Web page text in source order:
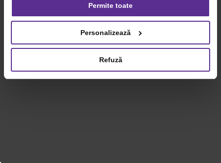
setările dvs. de cookie-uri.
privind utilizarea modulelor cookie.Detalii
Permite toate
Personalizează
Refuză